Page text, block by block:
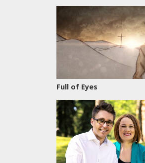
Full of Eyes